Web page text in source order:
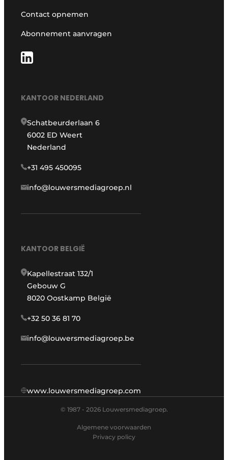
Contact opnemen
Abonnement aanvragen
KANTOOR NEDERLAND
Schatbeurderlaan 6
6002 ED Weert
Nederland
+31 495 450095
info@louwersmediagroep.nl
KANTOOR BELGIË
Kapellestraat 132/1
Gebouw G
8020 Oostkamp België
+32 50 36 81 70
info@louwersmediagroep.be
www.louwersmediagroep.com
© 1987 - 2026 Louwersmediagroep.
Algemene voorwaarden
Privacy policy